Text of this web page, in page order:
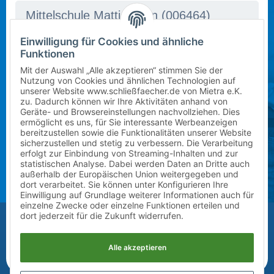
In dieser Schule stehen derzeit leider keine Schließfächer
zur Verfügung. Bitte kontaktieren Sie uns per E-Mail
aninfo@mietra.de.
Mietbeginn wählen
Schuljahr 2026/2027 (ab sofort)
Klasse wählen
Bitte wählen Sie die korrekte Klassenstufe im
kommenden Schuljahr.
1
Zusatz (Klasse a, b, c) wählen
?
Vor-/Nachname des Kindes
Einwilligung für Cookies und ähnliche
Funktionen
Mit der Auswahl „Alle akzeptieren“ stimmen Sie der
Nutzung von Cookies und ähnlichen Technologien auf
unserer Website www.schließfaecher.de von Mietra e.K.
zu. Dadurch können wir Ihre Aktivitäten anhand von
Geräte- und Browsereinstellungen nachvollziehen. Dies
ermöglicht es uns, für Sie interessante Werbeanzeigen
bereitzustellen sowie die Funktionalitäten unserer Website
sicherzustellen und stetig zu verbessern. Die Verarbeitung
erfolgt zur Einbindung von Streaming-Inhalten und zur
statistischen Analyse. Dabei werden Daten an Dritte auch
außerhalb der Europäischen Union weitergegeben und
dort verarbeitet. Sie können unter Konfigurieren Ihre
Einwilligung auf Grundlage weiterer Informationen auch für
einzelne Zwecke oder einzelne Funktionen erteilen und
dort jederzeit für die Zukunft widerrufen.
Alle akzeptieren